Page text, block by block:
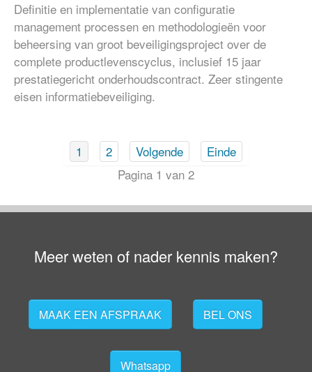
Definitie en implementatie van configuratie
management processen en methodologieën voor
beheersing van groot beveiligingsproject over de
complete productlevenscyclus, inclusief 15 jaar
prestatiegericht onderhoudscontract. Zeer stingente
eisen informatiebeveiliging.
1 2 Volgende
Einde
Pagina 1 van 2
Meer weten of nader kennis maken?
MAAK EEN AFSPRAAK BEL ONS
Whatsapp